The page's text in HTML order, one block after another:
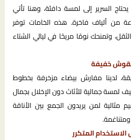
السرير إلى لمسة دافئة، وهنا تأتي
من ألياف فاخرة. هذه الخامات توفر
وتمنحك نومًا مريحًا في ليالي الشتاء
خفيفة
لدينا مفارش بيضاء مزخرفة بخطوط
جمالية للأثاث دون الإخلال بجمال
مثالية لمن يريدون الجمع بين الأناقة
المتكرر